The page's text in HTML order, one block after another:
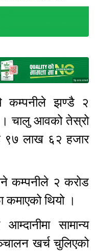
Sponsored
कम्पनीले झण्डै २
। चालु आवको तेस्रो
९७ लाख ६२ हजार
कम्पनीले २ करोड
थियो ।
सामान्य
खर्च चुलिएको